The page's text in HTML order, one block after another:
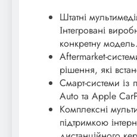
Штатні
Інтегровані
конкретну модель.
Aftermarket-
рішення, які
Смарт-системи
Auto та Apple
Комплексні
підтримкою